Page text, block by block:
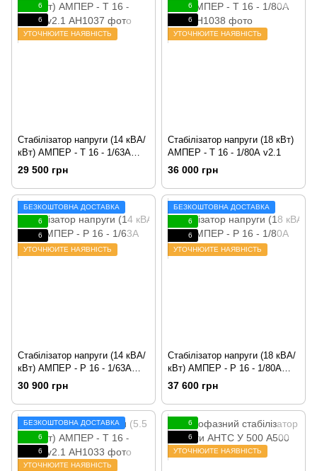
6
6
УТОЧНЮЙТЕ НАЯВНІСТЬ
Стабілізатор напруги (14 кВА/
кВт) АМПЕР - Т 16 - 1/63А
v2.1
29 500 грн
6
6
УТОЧНЮЙТЕ НАЯВНІСТЬ
Стабілізатор напруги (18 кВт)
АМПЕР - Т 16 - 1/80А v2.1
36 000 грн
БЕЗКОШТОВНА ДОСТАВКА
6
6
УТОЧНЮЙТЕ НАЯВНІСТЬ
Стабілізатор напруги (14 кВА/
кВт) АМПЕР - Р 16 - 1/63А
v2.1
30 900 грн
БЕЗКОШТОВНА ДОСТАВКА
6
6
УТОЧНЮЙТЕ НАЯВНІСТЬ
Стабілізатор напруги (18 кВА/
кВт) АМПЕР - Р 16 - 1/80А
v2.1
37 600 грн
БЕЗКОШТОВНА ДОСТАВКА
6
6
УТОЧНЮЙТЕ НАЯВНІСТЬ
6
6
УТОЧНЮЙТЕ НАЯВНІСТЬ